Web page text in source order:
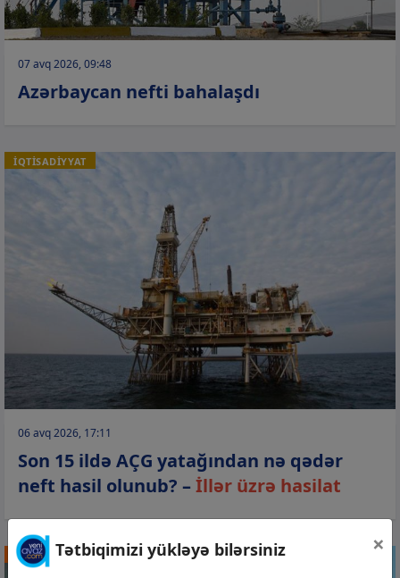
07 avq 2026, 09:48
Azərbaycan nefti bahalaşdı
İQTİSADİYYAT
06 avq 2026, 17:11
Son 15 ildə AÇG yatağından nə qədər
neft hasil olunub? –İllər üzrə hasilat
STATİSTİKATətbiqimizi yükləyə bilərsiniz ×